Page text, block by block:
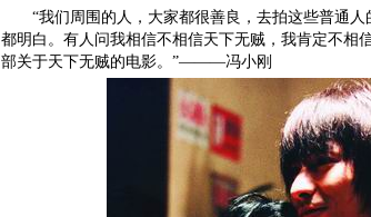
“我们周围的人，大家都很善良，去拍这些普通人
都明白。有人问我相信不相信天下无贼，我肯定不相
部关于天下无贼的电影。”———冯小刚